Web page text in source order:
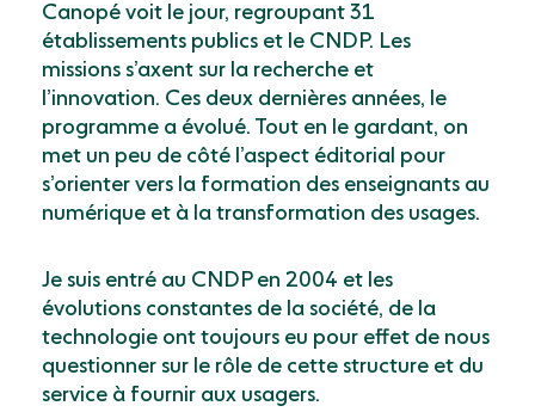
Canopé voit le jour, regroupant 31
établissements publics et le CNDP. Les
missions s’axent sur la recherche et
l’innovation. Ces deux dernières années, le
programme a évolué. Tout en le gardant, on
met un peu de côté l’aspect éditorial pour
s’orienter vers la formation des enseignants au
numérique et à la transformation des usages.
Je suis entré au CNDP en 2004 et les
évolutions constantes de la société, de la
technologie ont toujours eu pour effet de nous
questionner sur le rôle de cette structure et du
service à fournir aux usagers.